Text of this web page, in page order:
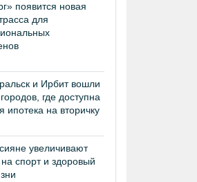
появится новая
для
и Ирбит вошли
где доступна
ипотека на вторичку
увеличивают
спорт и здоровый